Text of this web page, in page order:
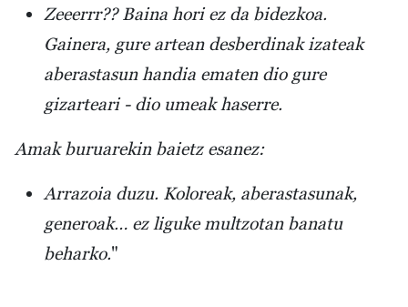
Zeeerrr?? Baina hori ez da bidezkoa.
Gainera, gure artean desberdinak izateak
aberastasun handia ematen dio gure
gizarteari - dio umeak haserre.
Amak buruarekin baietz esanez:
Arrazoia duzu. Koloreak, aberastasunak,
generoak… ez liguke multzotan banatu
beharko."